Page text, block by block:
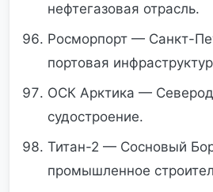
нефтегазовая отрасль.
Росморпорт — Санкт-
портовая
ОСК Арктика —
судостроение.
Титан-2 — Сосновый
промышленное